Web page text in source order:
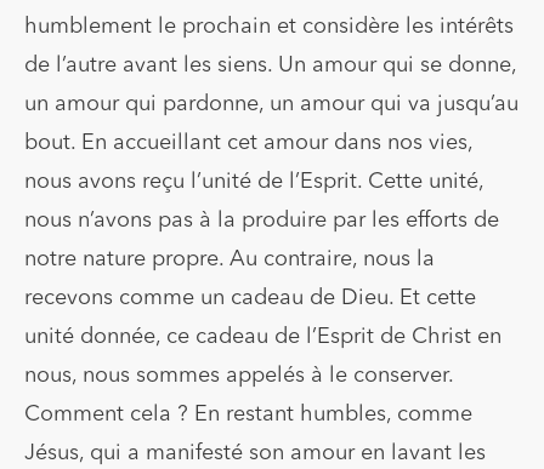
humblement le prochain et considère les intérêts
de l’autre avant les siens. Un amour qui se donne,
un amour qui pardonne, un amour qui va jusqu’au
bout. En accueillant cet amour dans nos vies,
nous avons reçu l’unité de l’Esprit. Cette unité,
nous n’avons pas à la produire par les efforts de
notre nature propre. Au contraire, nous la
recevons comme un cadeau de Dieu. Et cette
unité donnée, ce cadeau de l’Esprit de Christ en
nous, nous sommes appelés à le conserver.
Comment cela ? En restant humbles, comme
Jésus, qui a manifesté son amour en lavant les